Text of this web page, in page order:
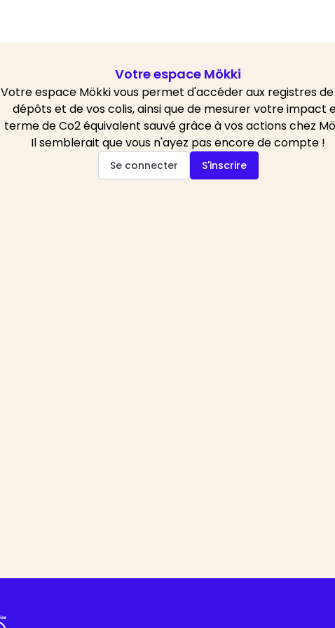
Votre espace Mökki
Votre espace Mökki vous permet d'accéder aux registres
dépôts et de vos colis, ainsi que de mesurer votre impact
terme de Co2 équivalent sauvé grâce à vos actions chez
Il semblerait que vous n'ayez pas encore de compte !
Se connecter S'inscrire